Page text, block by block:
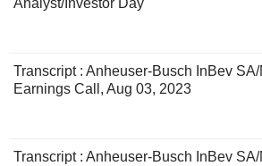
Analyst/Investor Day
Transcript : Anheuser-Busch InBev
Earnings Call, Aug 03, 2023
Transcript : Anheuser-Busch InBev